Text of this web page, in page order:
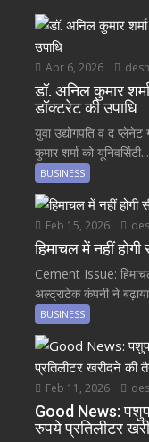
Apr 6, 2026
डॉ. अनिल कुमार
डॉक्टरेट की उपाधि
युवा उद्योगपति व द
कुमार शर्मा को यूनिवर्सिटी...
BUSINESS
Feb 15, 2026
हिमाचल में नहीं
Cement Issue:
अल्ट्राटेक कंपनी ने
BUSINESS
Feb 11, 2026
Good News:
रुपये प्रतिलीटर